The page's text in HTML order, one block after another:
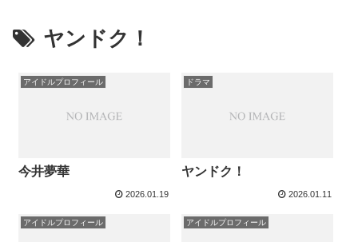
ヤンドク！
アイドルプロフィール
今井夢華
2026.01.19
ドラマ
ヤンドク！
2026.01.11
アイドルプロフィール アイドルプロフィール